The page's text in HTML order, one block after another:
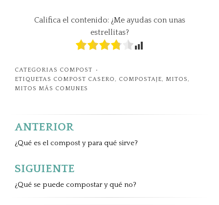
Califica el contenido: ¿Me ayudas con unas
estrellitas?
CATEGORIAS COMPOST
ETIQUETAS COMPOST CASERO, COMPOSTAJE, MITOS,
MITOS MÁS COMUNES
Navegación
de
entradas
ANTERIOR
¿Qué es el compost y para qué sirve?
SIGUIENTE
¿Qué se puede compostar y qué no?